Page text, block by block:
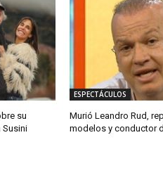
su
Susini
ESPECTÁCULOS
Murió Leandro Rud,
modelos y conductor